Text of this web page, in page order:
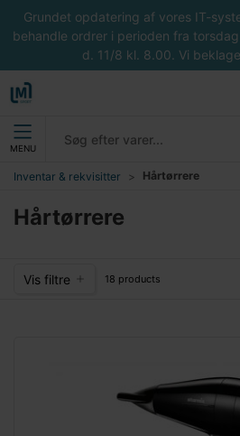
Grundet opdatering af vores IT-
behandle ordrer i perioden fra
d. 11/8 kl. 8.00. Vi
MENU
Inventar & rekvisitter Hårtørrere
Hårtørrere
Vis filtre 18 products